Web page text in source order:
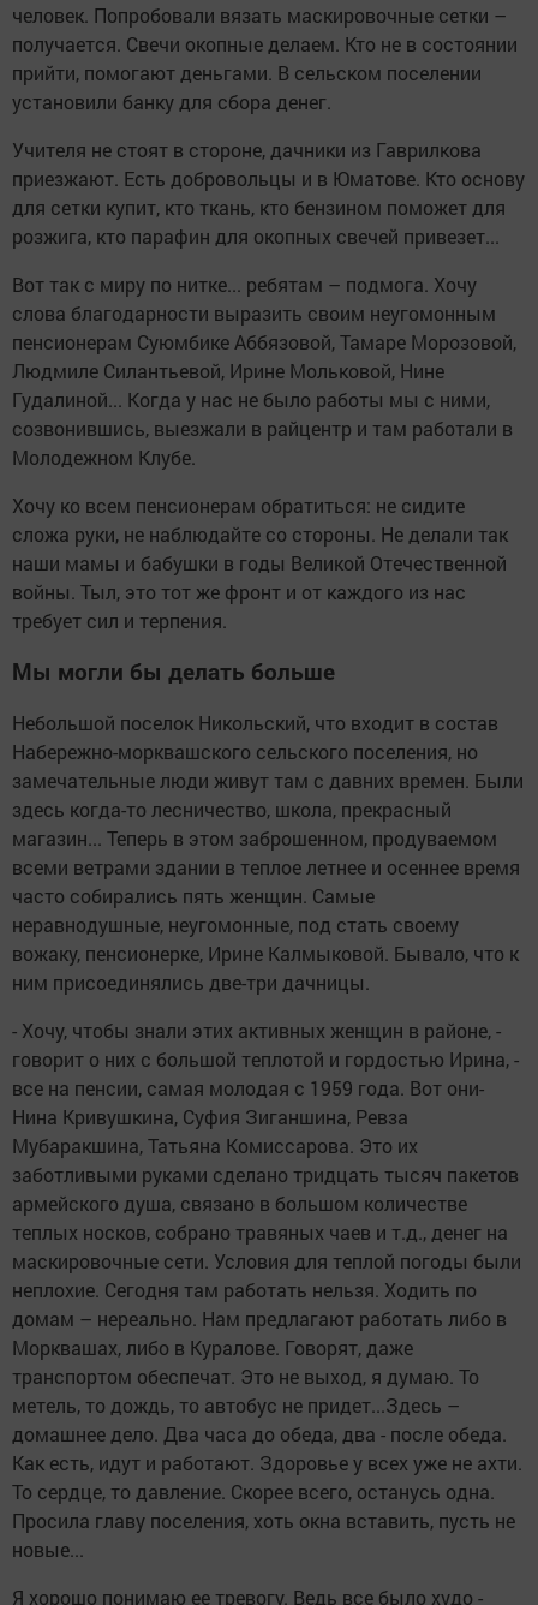
человек. Попробовали вязать маскировочные сетки –
получается. Свечи окопные делаем. Кто не в состоянии
прийти, помогают деньгами. В сельском поселении
установили банку для сбора денег.
Учителя не стоят в стороне, дачники из Гаврилкова
приезжают. Есть добровольцы и в Юматове. Кто основу
для сетки купит, кто ткань, кто бензином поможет для
розжига, кто парафин для окопных свечей привезет...
Вот так с миру по нитке... ребятам – подмога. Хочу
слова благодарности выразить своим неугомонным
пенсионерам Суюмбике Аббязовой, Тамаре Морозовой,
Людмиле Силантьевой, Ирине Мольковой, Нине
Гудалиной... Когда у нас не было работы мы с ними,
созвонившись, выезжали в райцентр и там работали в
Молодежном Клубе.
Хочу ко всем пенсионерам обратиться: не сидите
сложа руки, не наблюдайте со стороны. Не делали так
наши мамы и бабушки в годы Великой Отечественной
войны. Тыл, это тот же фронт и от каждого из нас
требует сил и терпения.
Мы могли бы делать больше
Небольшой поселок Никольский, что входит в состав
Набережно-морквашского сельского поселения, но
замечательные люди живут там с давних времен. Были
здесь когда-то лесничество, школа, прекрасный
магазин... Теперь в этом заброшенном, продуваемом
всеми ветрами здании в теплое летнее и осеннее время
часто собирались пять женщин. Самые
неравнодушные, неугомонные, под стать своему
вожаку, пенсионерке, Ирине Калмыковой. Бывало, что к
ним присоединялись две-три дачницы.
- Хочу, чтобы знали этих активных женщин в районе, -
говорит о них с большой теплотой и гордостью Ирина, -
все на пенсии, самая молодая с 1959 года. Вот они-
Нина Кривушкина, Суфия Зиганшина, Ревза
Мубаракшина, Татьяна Комиссарова. Это их
заботливыми руками сделано тридцать тысяч пакетов
армейского душа, связано в большом количестве
теплых носков, собрано травяных чаев и т.д., денег на
маскировочные сети. Условия для теплой погоды были
неплохие. Сегодня там работать нельзя. Ходить по
домам – нереально. Нам предлагают работать либо в
Морквашах, либо в Куралове. Говорят, даже
транспортом обеспечат. Это не выход, я думаю. То
метель, то дождь, то автобус не придет...Здесь –
домашнее дело. Два часа до обеда, два - после обеда.
Как есть, идут и работают. Здоровье у всех уже не ахти.
То сердце, то давление. Скорее всего, останусь одна.
Просила главу поселения, хоть окна вставить, пусть не
новые...
Я хорошо понимаю ее тревогу. Ведь все было худо -